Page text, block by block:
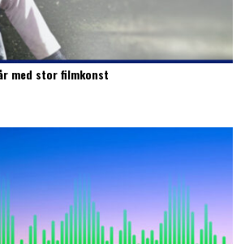
med stor filmkonst